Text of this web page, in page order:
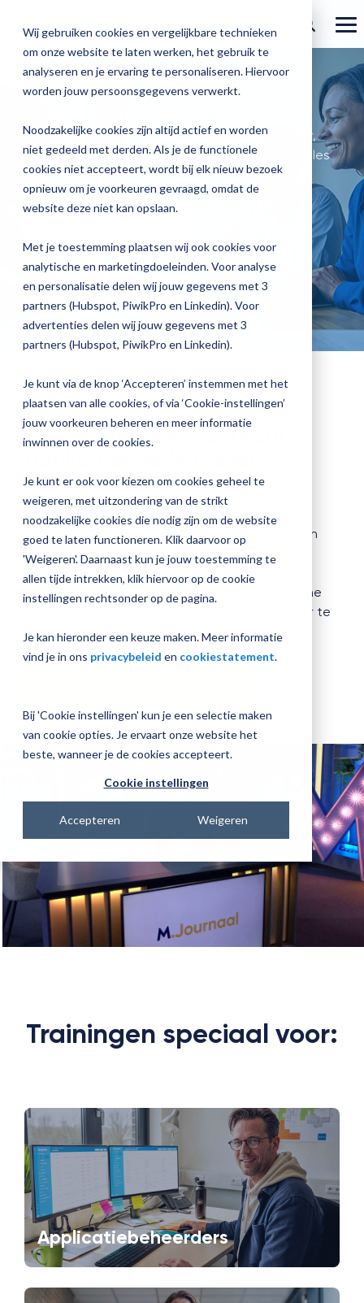
Wij gebruiken cookies en vergelijkbare technieken
om onze website te laten werken, het gebruik te
analyseren en je ervaring te personaliseren. Hiervoor
worden jouw persoonsgegevens verwerkt.
Noodzakelijke cookies zijn altijd actief en worden
niet gedeeld met derden. Als je de functionele
cookies niet accepteert, wordt bij elk nieuw bezoek
opnieuw om je voorkeuren gevraagd, omdat de
website deze niet kan opslaan.
Met je toestemming plaatsen wij ook cookies voor
analytische en marketingdoeleinden. Voor analyse
en personalisatie delen wij jouw gegevens met 3
partners (Hubspot, PiwikPro en Linkedin). Voor
advertenties delen wij jouw gegevens met 3
partners (Hubspot, PiwikPro en Linkedin).
Je kunt via de knop ‘Accepteren’ instemmen met het
plaatsen van alle cookies, of via ‘Cookie-instellingen’
jouw voorkeuren beheren en meer informatie
inwinnen over de cookies.
Je kunt er ook voor kiezen om cookies geheel te
weigeren, met uitzondering van de strikt
noodzakelijke cookies die nodig zijn om de website
goed te laten functioneren. Klik daarvoor op
'Weigeren'. Daarnaast kun je jouw toestemming te
allen tijde intrekken, klik hiervoor op de cookie
instellingen rechtsonder op de pagina.
Je kan hieronder een keuze maken. Meer informatie
vind je in ons privacybeleid en cookiestatement.
Bij 'Cookie instellingen' kun je een selectie maken
van cookie opties. Je ervaart onze website het
beste, wanneer je de cookies accepteert.
Cookie instellingen
Accepteren Weigeren
verder
Onze
Magister MX
Aanmelden
& verzuim
Magister To do
Magister Join
Magister Inzicht
Magister Kluisjes
alle
oplossingen
hoe
jouw
school
vooruit
helpt?
Plan
een
afspraak
en
ontdek
de
Magister is
Docenten
Onderwijsondersteunend personeel
Leerlingen
Ouders
Onze
Check-up
Quickscan
Applicatiebeheer
Overstappen
Academy
Training op jouw school
Praktische informatie
Met
Check-
up
heb
jij
snel
inzicht
in
de
check-
Over Magister
Actueel
Magister Journaal
Over ons
Werken bij Magister
Gebruikerspanel
Media & Pers
Magister Academy
opleidingen van administratie, applicatiebeheer,
examens, roosters, verzuim en zorg.Zo haal jij alles
uit Magister.
Nieuw!Magister Journaal.
vernieuwingen helder
uitgelegd.
Blijf op de hoogte van de laatste ontwikkelingen
binnen Magister. We vertalen updates naar de
praktijk van jouw school. Je krijgt heldere uitleg,
leert van andere scholen en ontvangt praktische
tips om meer uit de mogelijkheden van Magister te
halen.
Trainingen speciaal voor:
Applicatiebeheerders